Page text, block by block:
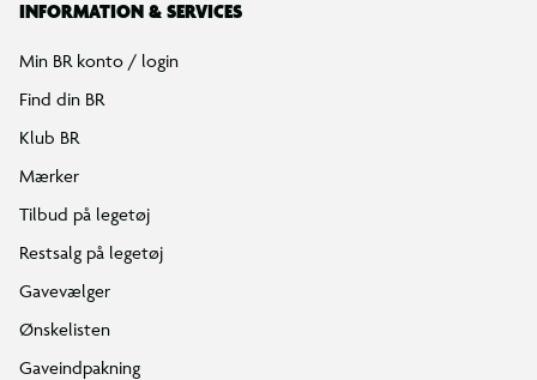
INFORMATION & SERVICES
Min BR konto / login
Find din BR
Klub BR
Mærker
Tilbud på legetøj
Restsalg på legetøj
Gavevælger
Ønskelisten
Gaveindpakning